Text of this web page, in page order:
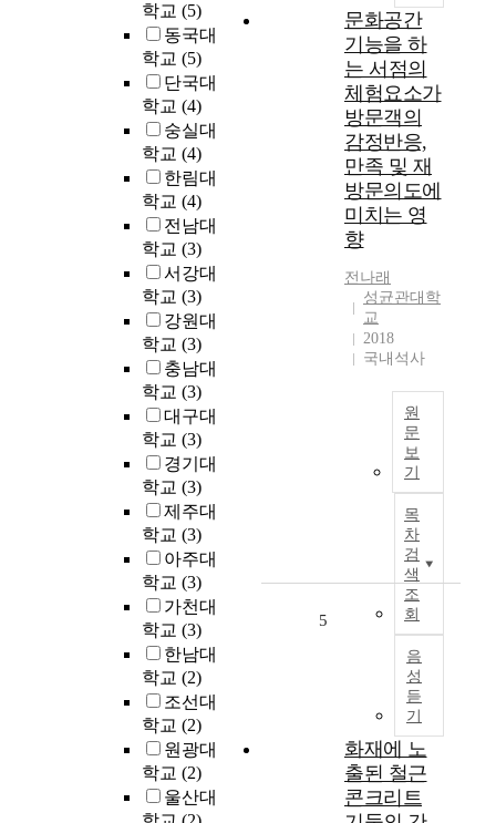
학교 (5)
동국대
학교 (5)
단국대
학교 (4)
숭실대
학교 (4)
한림대
학교 (4)
전남대
학교 (3)
서강대
학교 (3)
강원대
학교 (3)
충남대
학교 (3)
대구대
학교 (3)
경기대
학교 (3)
제주대
학교 (3)
아주대
학교 (3)
가천대
학교 (3)
한남대
학교 (2)
조선대
학교 (2)
원광대
학교 (2)
울산대
v
문화공간
기능을 하
는 서점의
체험요소가
방문객의
감정반응,
만족 및 재
방문의도에
미치는 영
향
전 나래
성균관대학
교
2018
국내석사
원
문
보
기
목
차
검
색
조
회
음
성
듣
기
5
화재에 노
출된 철근
콘크리트